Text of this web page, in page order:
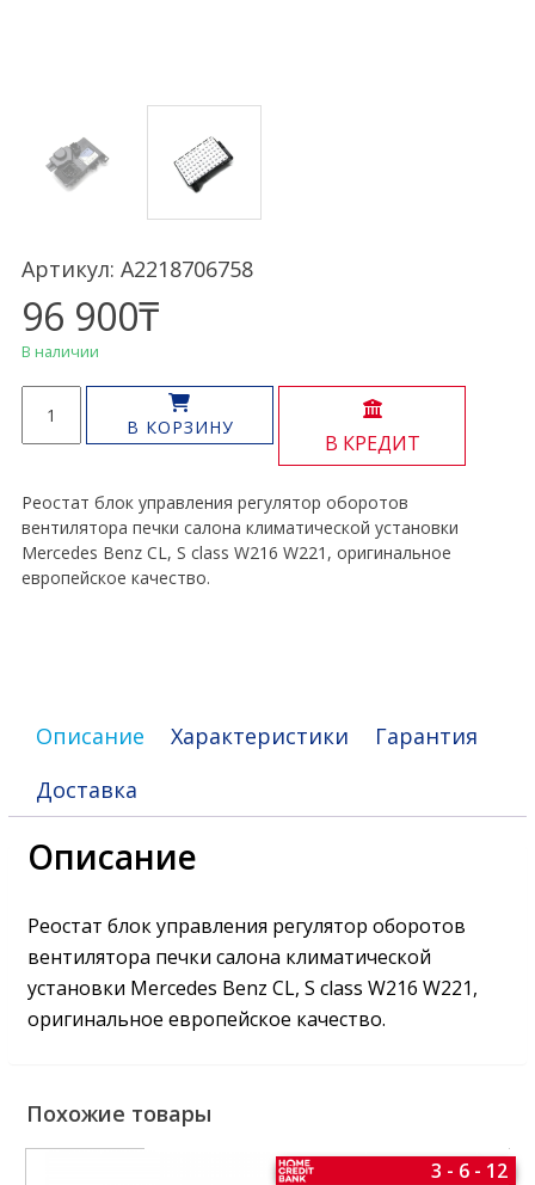
Артикул: A2218706758
96 900₸
В наличии
товара
Регулятор
оборотов
отопителя
CL,
S
В КОРЗИНУ
В КРЕДИТ
Реостат блок управления регулятор оборотов
вентилятора печки салона климатической установки
Mercedes Benz CL, S class W216 W221, оригинальное
европейское качество.
Описание Характеристики
Гарантия
Доставка
Описание
Реостат блок управления регулятор оборотов
вентилятора печки салона климатической
установки Mercedes Benz CL, S class W216 W221,
оригинальное европейское качество.
Похожие товары
3 - 6 - 12